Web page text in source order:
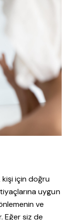
kişi için doğru
uygun
ve
Eğer siz de